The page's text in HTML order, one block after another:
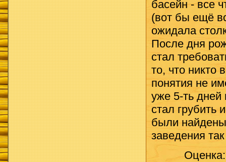
басейн - все
(вот бы ещё
ожидала
После дня
стал
то, что никто
понятия не
уже 5-ть дней
стал грубить
были
заведения